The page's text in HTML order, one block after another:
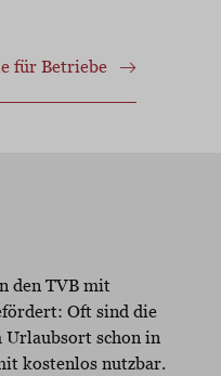
für Betriebe
den TVB mit
Oft sind die
schon in
kostenlos nutzbar.